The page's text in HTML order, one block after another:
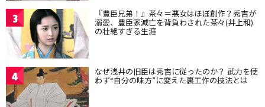
3 『豊臣兄弟！』茶々＝悪女はほぼ創作？秀吉が
溺愛、豊臣家滅亡を背負わされた茶々(井上和)
の壮絶すぎる生涯
4 なぜ浅井の旧臣は秀吉に従ったのか？ 武力を使
わず“自分の味方”に変えた裏工作の技法とは